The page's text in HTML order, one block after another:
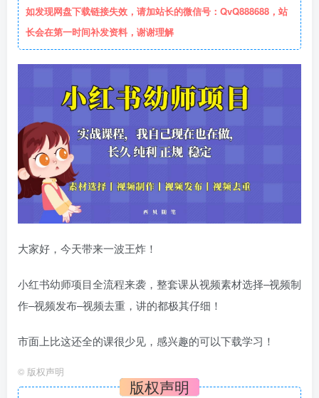
如发现网盘下载链接失效，请加站长的微信号：QvQ888688，站
长会在第一时间补发资料，谢谢理解
大家好，今天带来一波王炸！
小红书幼师项目全流程来袭，整套课从视频素材选择–视频制
作–视频发布–视频去重，讲的都极其仔细！
市面上比这还全的课很少见，感兴趣的可以下载学习！
© 版权声明
版权声明